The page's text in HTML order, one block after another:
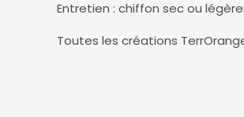
Entretien : chiffon sec ou
Toutes les créations